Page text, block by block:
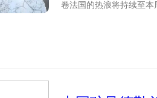
卷法国的热浪将持续至